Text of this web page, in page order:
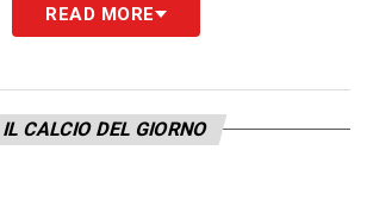
rinuncia, il Real lo
mercato
decidesse di non esercitare
READ MORE
IL CALCIO DEL GIORNO